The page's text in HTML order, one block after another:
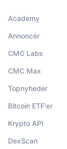
Academy
Annoncér
CMC Labs
CMC Max
Topnyheder
Bitcoin ETF'er
Krypto API
DexScan